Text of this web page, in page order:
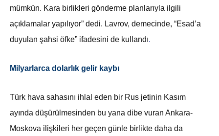
mümkün. Kara birlikleri gönderme planlarıyla ilgili
açıklamalar yapılıyor” dedi. Lavrov, demecinde, “Esad’a
duyulan şahsi öfke” ifadesini de kullandı.
Milyarlarca dolarlık gelir kaybı
Türk hava sahasını ihlal eden bir Rus jetinin Kasım
ayında düşürülmesinden bu yana dibe vuran Ankara-
Moskova ilişkileri her geçen günle birlikte daha da